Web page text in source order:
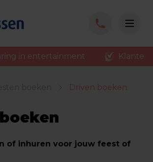
in entertainment
Driven boeken
of inhuren voor jouw feest of